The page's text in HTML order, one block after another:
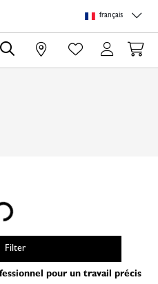
français
0
Filter
pour un travail précis